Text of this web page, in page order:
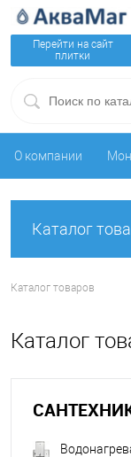
Перейти на сайт
плитки
О компании
Каталог
Каталог товаров
Каталог